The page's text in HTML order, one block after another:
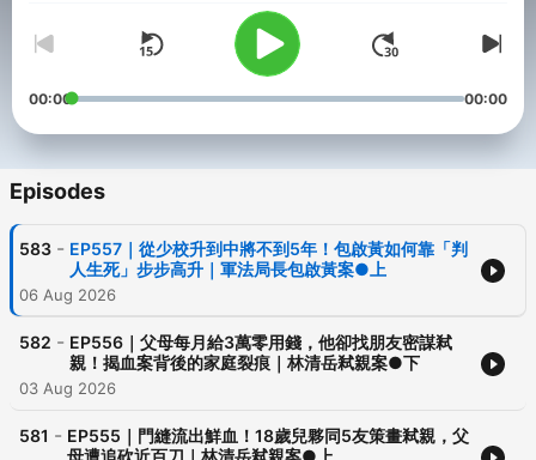
00:00 00:00
Episodes
583 - EP557｜從少校升到中將不到5年！包啟黃如何靠「判
人生死」步步高升｜軍法局長包啟黃案●上
06 Aug 2026
582 - EP556｜父母每月給3萬零用錢，他卻找朋友密謀弒
親！揭血案背後的家庭裂痕｜林清岳弒親案●下
03 Aug 2026
581 - EP555｜門縫流出鮮血！18歲兒夥同5友策畫弒親，父